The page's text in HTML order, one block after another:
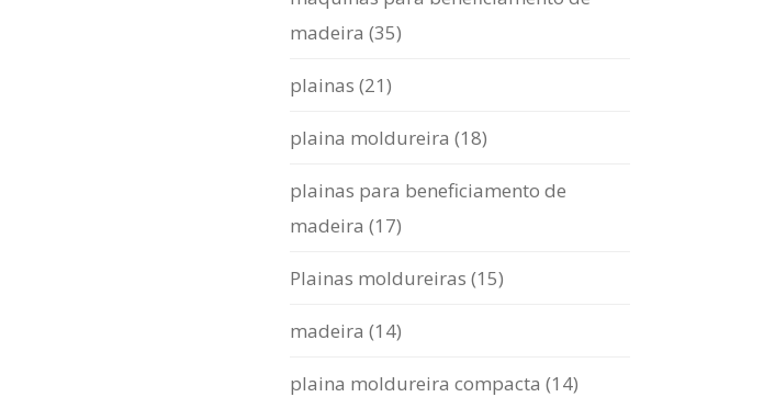
madeira (35)
plainas (21)
plaina moldureira (18)
plainas para beneficiamento de
madeira (17)
Plainas moldureiras (15)
madeira (14)
plaina moldureira compacta (14)